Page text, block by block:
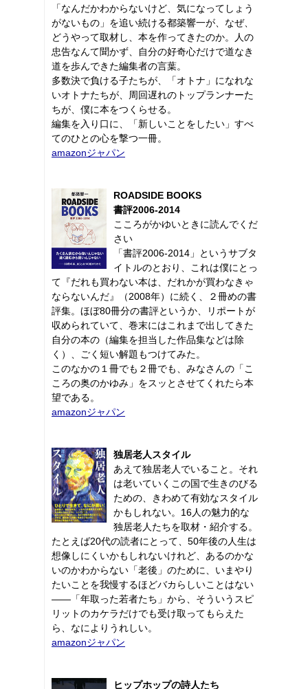
「なんだかわからないけど、気になってしょう
がないもの」を追い続ける都築響一が、なぜ、
どうやって取材し、本を作ってきたのか。人の
忠告なんて聞かず、自分の好奇心だけで道なき
道を歩んできた編集者の言葉。
多数決で負ける子たちが、「オトナ」になれな
いオトナたちが、周回遅れのトップランナーた
ちが、僕に本をつくらせる。
編集を入り口に、「新しいことをしたい」すべ
てのひとの心を撃つ一冊。
amazonジャパン
ROADSIDE BOOKS
書評2006-2014
こころがかゆいときに読んでくだ
さい
「書評2006-2014」というサブタ
イトルのとおり、これは僕にとっ
て『だれも買わない本は、だれかが買わなきゃ
ならないんだ』（2008年）に続く、２冊めの書
評集。ほぼ80冊分の書評というか、リポートが
収められていて、巻末にはこれまで出してきた
自分の本の（編集を担当した作品集などは除
く）、ごく短い解題もつけてみた。
このなかの１冊でも２冊でも、みなさんの「こ
ころの奥のかゆみ」をスッとさせてくれたら本
望である。
amazonジャパン
独居老人スタイル
あえて独居老人でいること。それ
は老いていくこの国で生きのびる
ための、きわめて有効なスタイル
かもしれない。16人の魅力的な
独居老人たちを取材・紹介する。
たとえば20代の読者にとって、50年後の人生は
想像しにくいかもしれないけれど、あるのかな
いのかわからない「老後」のために、いまやり
たいことを我慢するほどバカらしいことはない
――「年取った若者たち」から、そういうスピ
リットのカケラだけでも受け取ってもらえた
ら、なによりうれしい。
amazonジャパン
ヒップホップの詩人たち